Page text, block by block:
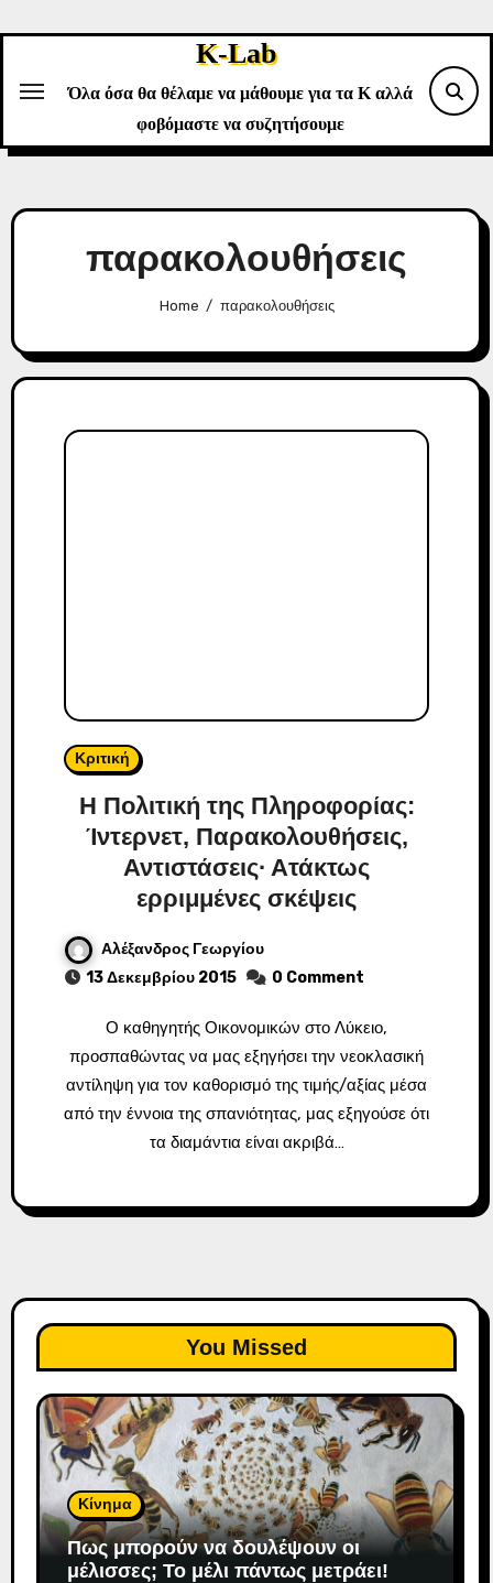
K-Lab
Όλα όσα θα θέλαμε να μάθουμε για τα Κ αλλά
φοβόμαστε να συζητήσουμε
παρακολουθήσεις
Home παρακολουθήσεις
Κριτική
Η Πολιτική της Πληροφορίας:
Ίντερνετ, Παρακολουθήσεις,
Αντιστάσεις∙ Ατάκτως
ερριμμένες σκέψεις
Αλέξανδρος Γεωργίου
13 Δεκεμβρίου 2015
0 Comment
Ο καθηγητής Οικονομικών στο Λύκειο,
προσπαθώντας να μας εξηγήσει την νεοκλασική
αντίληψη για τον καθορισμό της τιμής/αξίας μέσα
από την έννοια της σπανιότητας, μας εξηγούσε ότι
τα διαμάντια είναι ακριβά…
You Missed
Κίνημα
Πως μπορούν να δουλέψουν οι
μέλισσες; To μέλι πάντως μετράει!